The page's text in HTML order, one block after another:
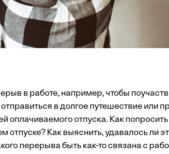
в работе, например, чтобы
в долгое путешествие или
оплачиваемого отпуска. Как
Как выяснить, удавалось ли
перерыва быть как-то связана с